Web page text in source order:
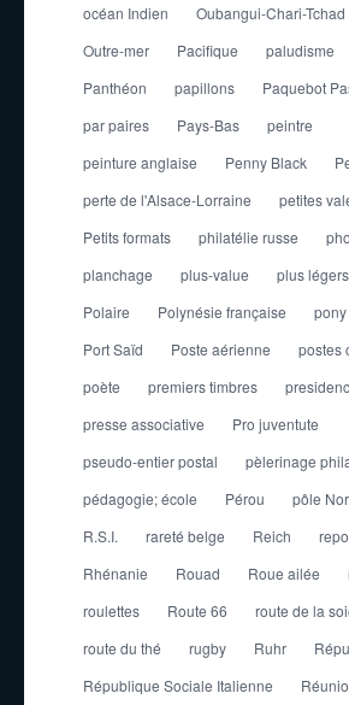
océan Indien
Oubangui-Chari-Tchad
Outre-mer
Pacifique paludisme
Panthéon
papillons Paquebot
par paires
Pays-Bas
peintre
peinture anglaise
Penny Black
perte de l'Alsace-Lorraine
petites
Petits formats
philatélie russe
planchage
plus-value
plus
Polaire
Polynésie française
Port Saïd
Poste aérienne
postes
poète
premiers timbres
presse associative
Pro juventute
pseudo-entier postal
pèlerinage
pédagogie; école
Pérou pôle
R.S.I.
rareté belge Reich
Rhénanie
Rouad Roue ailée
roulettes
Route 66
route de la
route du thé
rugby Ruhr
République Sociale Italienne